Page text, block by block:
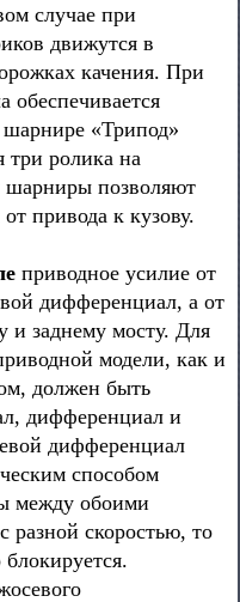
случае при
движутся в
качения. При
обеспечивается
«Трипод»
три ролика на
шарниры позволяют
привода к кузову.
приводное усилие от
дифференциал, а от
заднему мосту. Для
модели, как и
должен быть
дифференциал и
дифференциал
способом
между обоими
разной скоростью, то